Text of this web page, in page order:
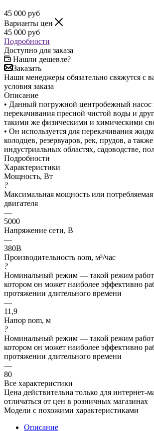
45 000 руб
Варианты цен
45 000 руб
Подробности
Доступно для заказа
Нашли дешевле?
Заказать
Наши менеджеры обязательно свяжутся с
условия заказа
Описание
• Данный погружной центробежный насос
перекачивания пресной чистой воды и
такими же физическими и химическими
• Он используется для перекачивания
колодцев, резервуаров, рек, прудов, а
индустриальных областях, садоводстве,
Подробности
Характеристики
Мощность, Вт
?
Максимальная мощность или
двигателя
—
5000
Напряжение сети, В
—
380В
Производительность nom, м³/час
?
Номинальный режим — такой режим
котором он может наиболее эффективно
протяжении длительного времени
—
11,9
Напор nom, м
?
Номинальный режим — такой режим
котором он может наиболее эффективно
протяжении длительного времени
—
80
Все характеристики
Цена действительна только для интернет-
отличаться от цен в розничных магазинах
Модели с похожими характеристиками
Описание